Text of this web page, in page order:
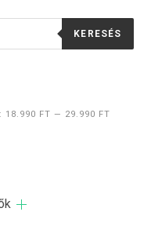
KERESÉS
18.990 FT — 29.990 FT